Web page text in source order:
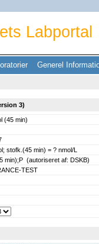
Labportal
Generel
3)
(45 min)
stofk.(45 min) = ? nmol/L
min);P (autoriseret af: DSKB)
TEST